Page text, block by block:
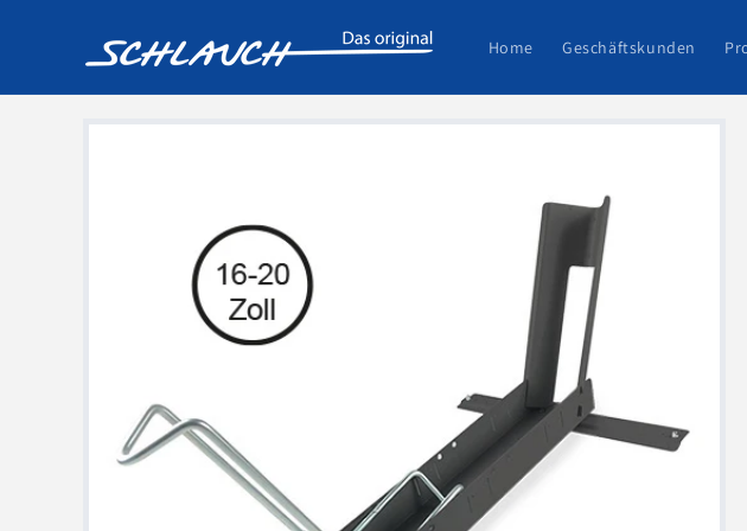
Home Geschäftskunden